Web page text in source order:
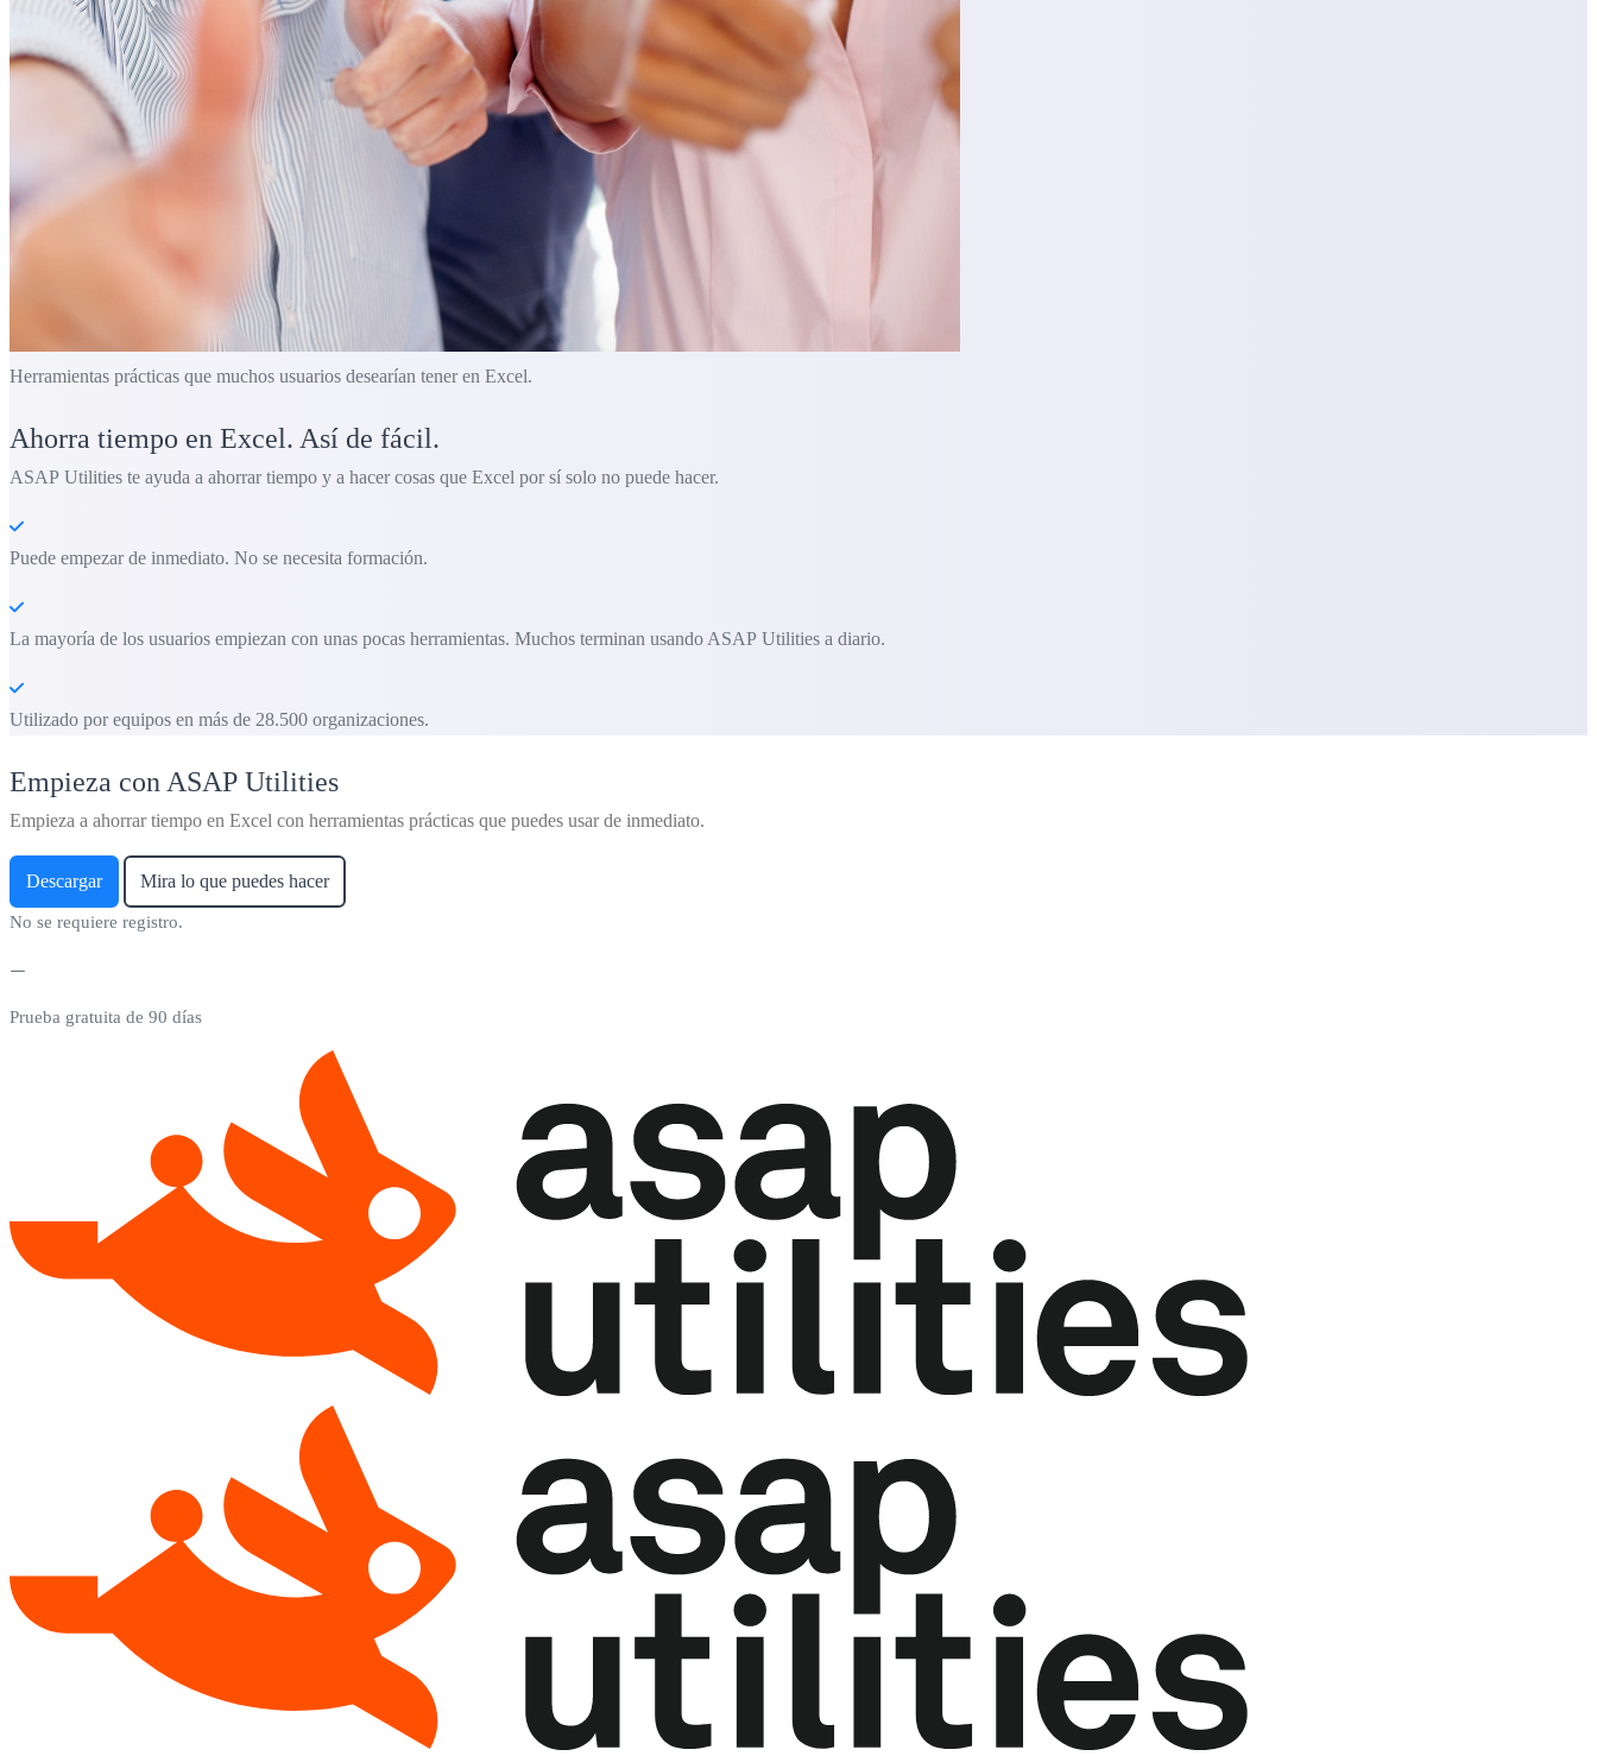
Herramientas prácticas que muchos usuarios desearían tener en Excel.
Ahorra tiempo en Excel. Así de fácil.
ASAP Utilities te ayuda a ahorrar tiempo y a hacer cosas que Excel por sí solo no puede hacer.
Puede empezar de inmediato. No se necesita formación.
La mayoría de los usuarios empiezan con unas pocas herramientas. Muchos terminan usando ASAP Utilities a diario.
Utilizado por equipos en más de 28.500 organizaciones.
Empieza con ASAP Utilities
Empieza a ahorrar tiempo en Excel con herramientas prácticas que puedes usar de inmediato.
Descargar Mira lo que puedes hacer
No se requiere registro.
Prueba gratuita de 90 días